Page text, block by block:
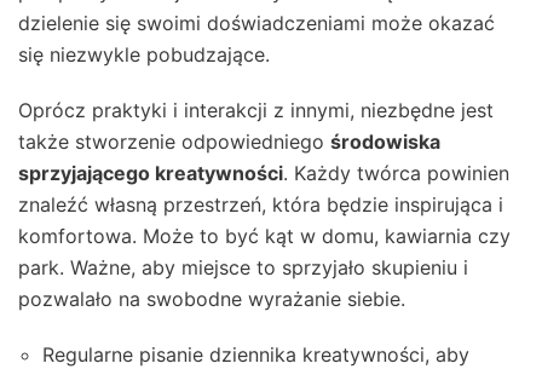
dzielenie się swoimi doświadczeniami może okazać
się niezwykle pobudzające.
Oprócz praktyki i interakcji z innymi, niezbędne jest
także stworzenie odpowiedniego środowiska
sprzyjającego kreatywności. Każdy twórca powinien
znaleźć własną przestrzeń, która będzie inspirująca i
komfortowa. Może to być kąt w domu, kawiarnia czy
park. Ważne, aby miejsce to sprzyjało skupieniu i
pozwalało na swobodne wyrażanie siebie.
Regularne pisanie dziennika kreatywności, aby